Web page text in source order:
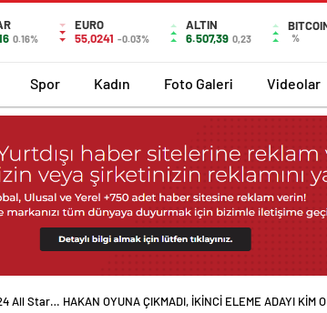
0.16%
EURO
55,0241 -0.03%
ALTIN
6.507,39 0,23 %
Spor Kadın Foto Galeri Videolar
All Star… HAKAN OYUNA ÇIKMADI, İKİNCİ ELEME ADAYI KİM